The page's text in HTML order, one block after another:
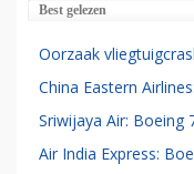
Best gelezen
Oorzaak
China Eastern
Sriwijaya Air: Boeing
Air India Express: